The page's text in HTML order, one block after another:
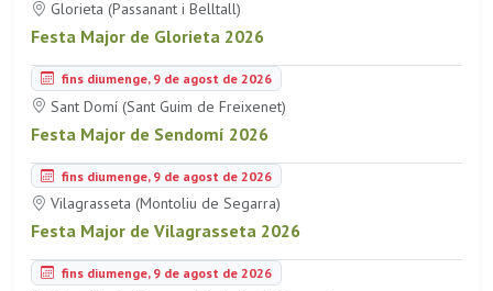
Glorieta (Passanant i Belltall)
Festa Major de Glorieta 2026
fins diumenge, 9 de agost de 2026
Sant Domí (Sant Guim de Freixenet)
Festa Major de Sendomí 2026
fins diumenge, 9 de agost de 2026
Vilagrasseta (Montoliu de Segarra)
Festa Major de Vilagrasseta 2026
fins diumenge, 9 de agost de 2026